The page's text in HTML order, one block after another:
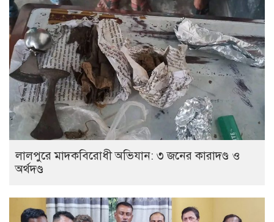
লালপুরে মাদকবিরোধী অভিযান: ৩ জনের কারাদণ্ড ও
অর্থদণ্ড